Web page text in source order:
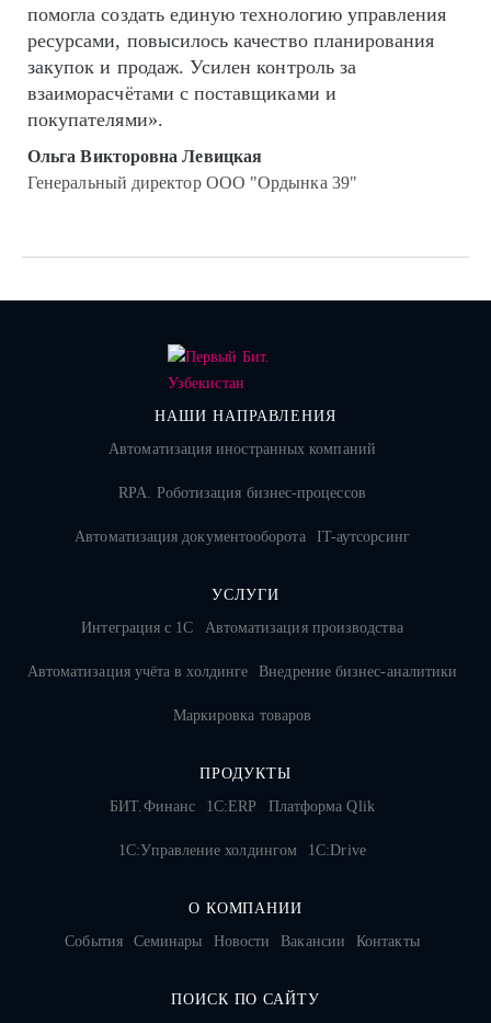
помогла создать единую технологию управления
ресурсами, повысилось качество планирования
закупок и продаж. Усилен контроль за
взаиморасчётами с поставщиками и
покупателями».
Ольга Викторовна Левицкая
Генеральный директор ООО "Ордынка 39"
НАШИ НАПРАВЛЕНИЯ
Автоматизация иностранных компаний
RPA. Роботизация бизнес-процессов
Автоматизация документооборота IT-аутсорсинг
УСЛУГИ
Интеграция с 1С
Автоматизация производства
Автоматизация учёта в холдинге Внедрение бизнес-аналитики
Маркировка товаров
ПРОДУКТЫ
БИТ.Финанс
1С:ERP Платформа Qlik
1С:Управление холдингом 1C:Drive
О КОМПАНИИ
События
Семинары Новости Вакансии Контакты
ПОИСК ПО САЙТУ